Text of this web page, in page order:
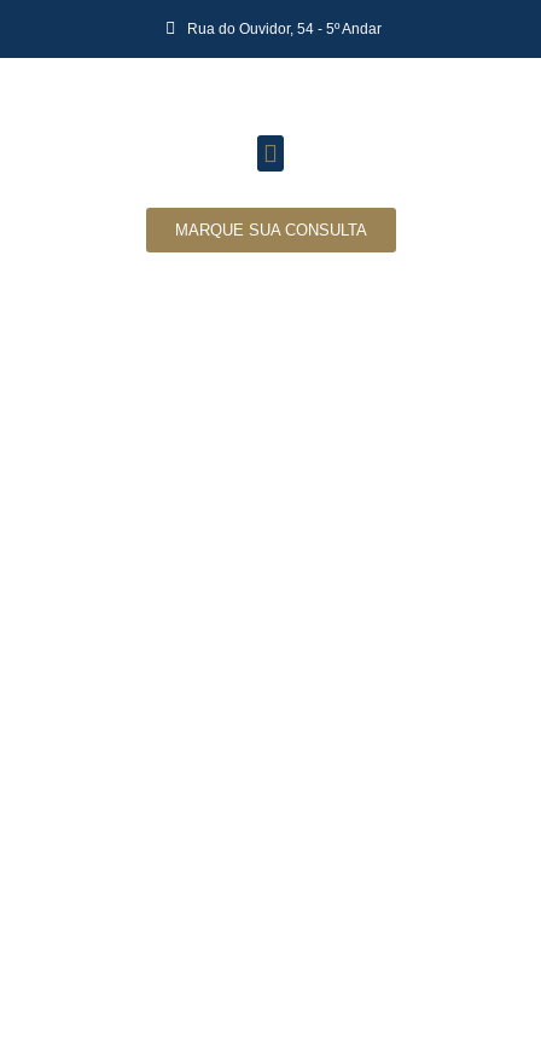
Rua do Ouvidor, 54 - 5º Andar
MARQUE SUA CONSULTA